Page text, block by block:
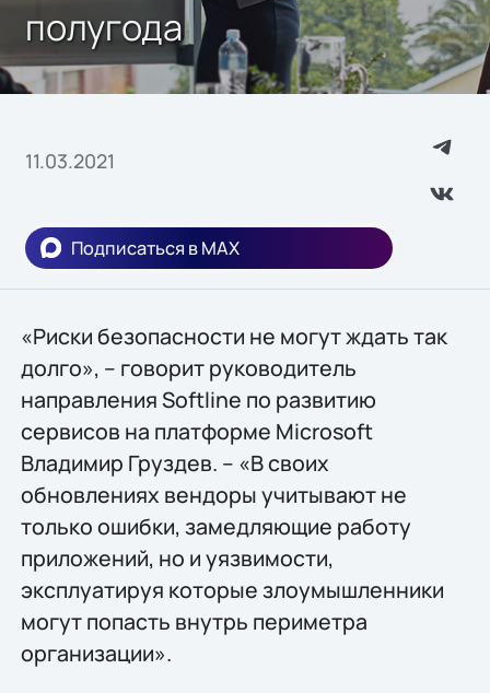
полугода
11.03.2021
Подписаться в MAX
«Риски безопасности не могут ждать так
долго», – говорит руководитель
направления Softline по развитию
сервисов на платформе Microsoft
Владимир Груздев. – «В своих
обновлениях вендоры учитывают не
только ошибки, замедляющие работу
приложений, но и уязвимости,
эксплуатируя которые злоумышленники
могут попасть внутрь периметра
организации».